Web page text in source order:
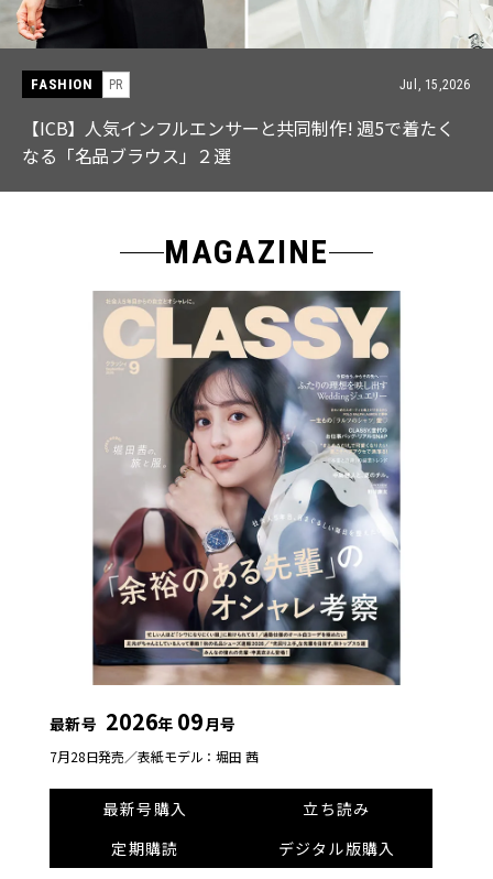
FASHION PR Jul, 15,2026
【ICB】人気インフルエンサーと共同制作! 週5で着たく
なる「名品ブラウス」２選
MAGAZINE
最新号 2026年 09月号
7月28日発売／表紙モデル：堀田 茜
最新号購入
立ち読み
定期購読
デジタル版購入